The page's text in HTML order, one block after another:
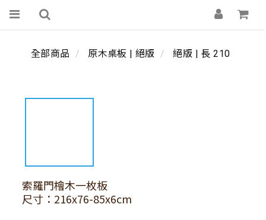
全部商品 原木桌板 | 絕版 絕版 | 長 210
索羅門檜木一枚板
尺寸：216x76-85x6cm